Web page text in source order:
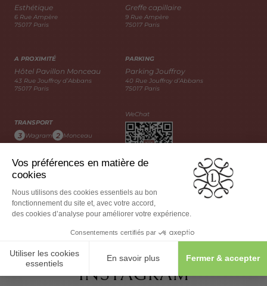
Esthétique
6 Rue Ampère
75017 Paris
Greffe capillaire
9 Rue Ampère
75017 Paris
A PROXIMITÉ
Hôtel Pavillon Monceau
43 Rue Jouffroy d’Abbans
75017 Paris
PARKING
Parking Jouffroy
40 Rue Jouffroy d’Abbans
75017 Paris
TRANSPORT
3 Wagram 2 Monceau
WeChat
SUIVEZ-NOUS SUR
INSTAGRAM